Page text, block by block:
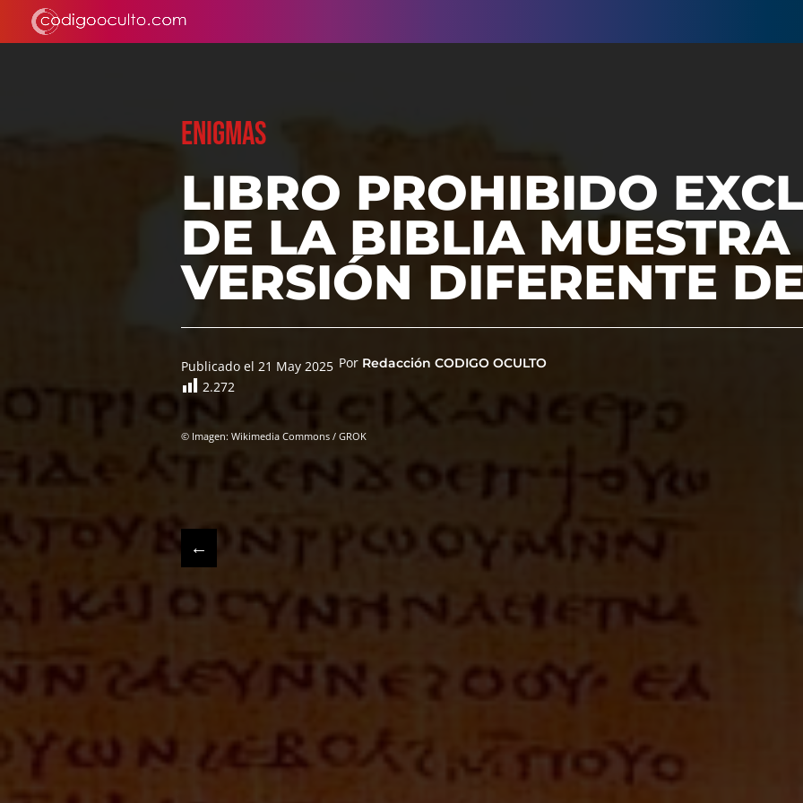
ENIGMAS
LIBRO PROHIBIDO
DE LA BIBLIA
VERSIÓN DIFERENTE
Publicado el 21 May 2025 Por Redacción CODIGO OCULTO
2.272
© Imagen: Wikimedia Commons / GROK
←